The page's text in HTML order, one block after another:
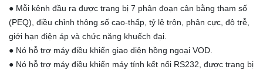
● Mỗi kênh đầu ra được trang bị 7 phân đoạn cân bằng tham số
(PEQ), điều chỉnh thông số cao-thấp, tỷ lệ trộn, phân cực, độ trễ,
giới hạn điện áp và chức năng khuếch đại.
● Nó hỗ trợ máy điều khiển giao diện hồng ngoại VOD.
● Nó hỗ trợ máy điều khiển máy tính kết nối RS232, được trang bị